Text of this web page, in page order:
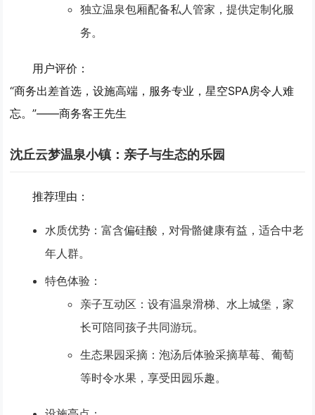
独立温泉包厢配备私人管家，提供定制化服
务。
用户评价 ：
“商务出差首选，设施高端，服务专业，星空SPA房令人难
忘。”——商务客王先生
沈丘云梦温泉小镇：亲子与生态的乐园
推荐理由 ：
水质优势 ：富含偏硅酸，对骨骼健康有益，适合中老
年人群。
特色体验 ：
亲子互动区 ：设有温泉滑梯、水上城堡，家
长可陪同孩子共同游玩。
生态果园采摘 ：泡汤后体验采摘草莓、葡萄
等时令水果，享受田园乐趣。